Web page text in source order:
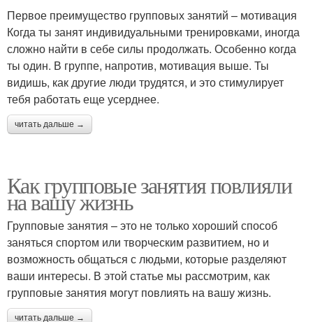
Первое преимущество групповых занятий – мотивация
Когда ты занят индивидуальными тренировками, иногда
сложно найти в себе силы продолжать. Особенно когда
ты один. В группе, напротив, мотивация выше. Ты
видишь, как другие люди трудятся, и это стимулирует
тебя работать еще усерднее.
читать дальше →
Как групповые занятия повлияли
на вашу жизнь
Групповые занятия – это не только хороший способ
заняться спортом или творческим развитием, но и
возможность общаться с людьми, которые разделяют
ваши интересы. В этой статье мы рассмотрим, как
групповые занятия могут повлиять на вашу жизнь.
читать дальше →